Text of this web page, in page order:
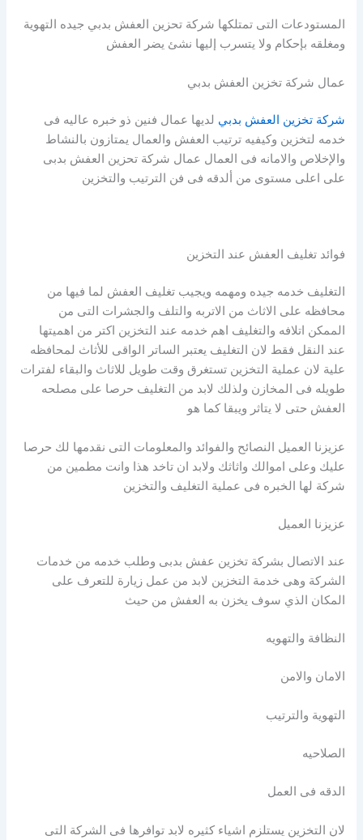
المستودعات التى تمتلكها شركة تحزين العفش بدبي جيده التهوية
ومغلقه بإحكام ولا يتسرب إليها نشئ يضر العفش
عمال شركة تخزين العفش بدبي
شركة تخزين العفش بدبي لديها عمال فنين ذو خبره عاليه فى
خدمه لتخزين وكيفيه ترتيب العفش والعمال يمتازون بالنشاط
والإخلاص والامانه فى العمال عمال شركة تحزين العفش بدبى
على اعلى مستوى من ألدقه فى فن الترتيب والتخزين
فوائد تغليف العفش عند التخزين
التغليف خدمه جيده ومهمه ويجيب تغليف العفش لما فيها من
محافظه على الاثاث من الاتربه والتلف والجشرات التى من
الممكن اتلافه والتغليف اهم خدمه عند التخزين اكتر من اهميتها
عند النقل فقط لان التغليف يعتبر الساتر الواقى للأثاث لمحافظه
علية لان عملية التخزين تستغرق وقت طويل للاثاث والبقاء لفترات
طويله فى المخازن ولذلك لابد من التغليف حرصا على مصلحه
العفش حتى لا يتاثر ويبقا كما هو
عزيزنا العميل النصائح والفوائد والمعلومات التى نقدمها لك حرصا
عليك وعلى اموالك واثاثك ولابد ان تاخد هذا وانت مطمين من
شركة لها الخبره فى عملية التغليف والتخزين
عزيزنا العميل
عند الاتصال بشركة تخزين عفش بدبى وطلب خدمه من خدمات
الشركة وهى خدمة التخزين لابد من عمل زيارة للتعرف على
المكان الذي سوف يخزن به العفش من حيث
النظافة والتهويه
الامان والامن
التهوية والترتيب
الصلاحيه
الدقه فى العمل
لان التخزين يستلزم اشياء كثيره لابد توافرها فى الشركة التى